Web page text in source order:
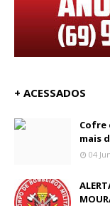
+ ACESSADOS
Cofre
mais
04